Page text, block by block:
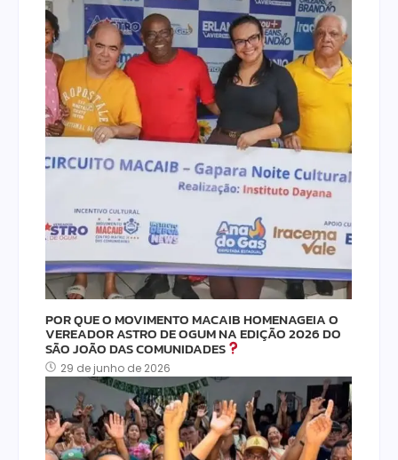
POR QUE O MOVIMENTO MACAIB HOMENAGEIA O
VEREADOR ASTRO DE OGUM NA EDIÇÃO 2026 DO
SÃO JOÃO DAS COMUNIDADES
29 de junho de 2026